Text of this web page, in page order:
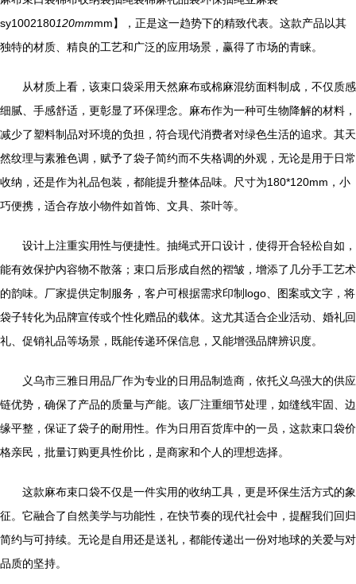
sy1002180120mmmm】，正是这一趋势下的精致代表。这款产品以其
独特的材质、精良的工艺和广泛的应用场景，赢得了市场的青睐。
从材质上看，该束口袋采用天然麻布或棉麻混纺面料制成，不仅质感
细腻、手感舒适，更彰显了环保理念。麻布作为一种可生物降解的材料，
减少了塑料制品对环境的负担，符合现代消费者对绿色生活的追求。其天
然纹理与素雅色调，赋予了袋子简约而不失格调的外观，无论是用于日常
收纳，还是作为礼品包装，都能提升整体品味。尺寸为180*120mm，小
巧便携，适合存放小物件如首饰、文具、茶叶等。
设计上注重实用性与便捷性。抽绳式开口设计，使得开合轻松自如，
能有效保护内容物不散落；束口后形成自然的褶皱，增添了几分手工艺术
的韵味。厂家提供定制服务，客户可根据需求印制logo、图案或文字，将
袋子转化为品牌宣传或个性化赠品的载体。这尤其适合企业活动、婚礼回
礼、促销礼品等场景，既能传递环保信息，又能增强品牌辨识度。
义乌市三雅日用品厂作为专业的日用品制造商，依托义乌强大的供应
链优势，确保了产品的质量与产能。该厂注重细节处理，如缝线牢固、边
缘平整，保证了袋子的耐用性。作为日用百货库中的一员，这款束口袋价
格亲民，批量订购更具性价比，是商家和个人的理想选择。
这款麻布束口袋不仅是一件实用的收纳工具，更是环保生活方式的象
征。它融合了自然美学与功能性，在快节奏的现代社会中，提醒我们回归
简约与可持续。无论是自用还是送礼，都能传递出一份对地球的关爱与对
品质的坚持。